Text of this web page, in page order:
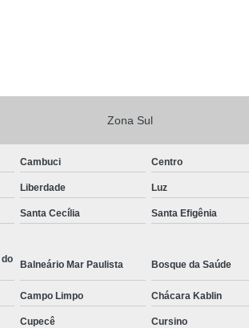
Zona Sul
Cambuci Centro
Liberdade Luz
Santa Cecília Santa Efigênia
Balneário Mar Paulista Bosque da Saúde
Campo Limpo Chácara Kablin
Cupecê Cursino